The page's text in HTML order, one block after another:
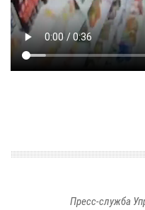
Пресс-служба